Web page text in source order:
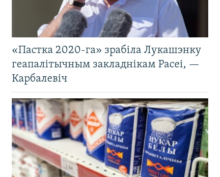
«Пастка 2020-га» зрабіла Лукашэнку
геапалітычным закладнікам Расеі, —
Карбалевіч